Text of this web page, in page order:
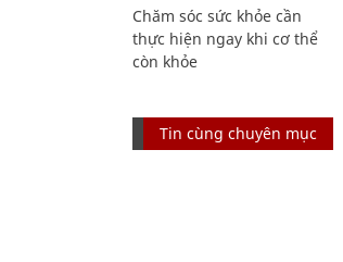
Chăm sóc sức khỏe cần
thực hiện ngay khi cơ thể
còn khỏe
Tin cùng chuyên mục